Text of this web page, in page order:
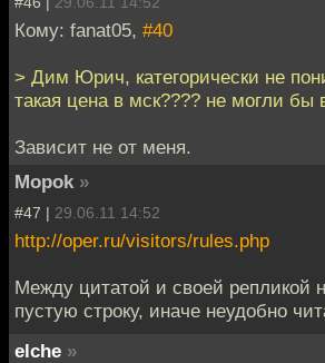
Кому: fanat05, #40
> Дим Юрич, категорически не
такая цена в мск???? не могли бы
Зависит не от меня.
Mopok »
#47 | 29.06.11 14:52
http://oper.ru/visitors/rules.php
Между цитатой и своей репликой
пустую строку, иначе неудобно
elche »